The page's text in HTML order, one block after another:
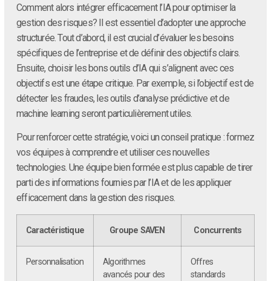
Comment alors intégrer efficacement l’IA pour optimiser la
gestion des risques? Il est essentiel d’adopter une approche
structurée. Tout d’abord, il est crucial d’évaluer les besoins
spécifiques de l’entreprise et de définir des objectifs clairs.
Ensuite, choisir les bons outils d’IA qui s’alignent avec ces
objectifs est une étape critique. Par exemple, si l’objectif est de
détecter les fraudes, les outils d’analyse prédictive et de
machine learning seront particulièrement utiles.
Pour renforcer cette stratégie, voici un conseil pratique : formez
vos équipes à comprendre et utiliser ces nouvelles
technologies. Une équipe bien formée est plus capable de tirer
parti des informations fournies par l’IA et de les appliquer
efficacement dans la gestion des risques.
Caractéristique Groupe SAVEN Concurrents
Personnalisation
Algorithmes
avancés pour des
Offres
standards